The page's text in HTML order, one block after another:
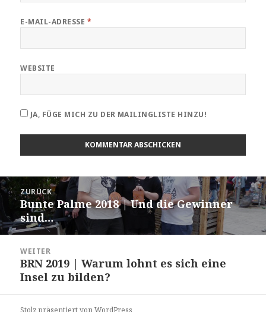
E-MAIL-ADRESSE *
WEBSITE
JA, FÜGE MICH ZU DER MAILINGLISTE HINZU!
Beitragsnavigation
ZURÜCK
Vorheriger
Beitrag:
Bunte Palme 2018 | Und die Gewinner
sind…
WEITER
Nächster
Beitrag:
BRN 2019 | Warum lohnt es sich eine
Insel zu bilden?